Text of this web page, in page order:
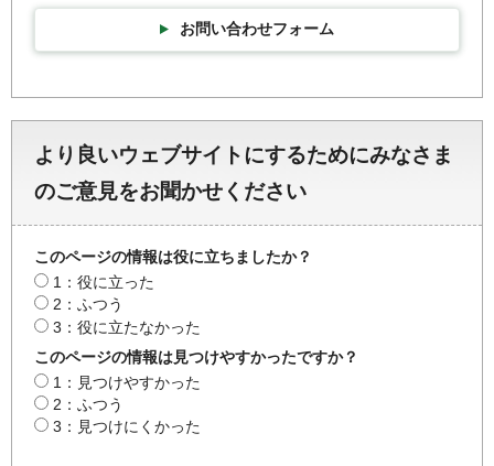
お問い合わせフォーム
より良いウェブサイトにするためにみなさま
のご意見をお聞かせください
このページの情報は役に立ちましたか？
1：役に立った
2：ふつう
3：役に立たなかった
このページの情報は見つけやすかったですか？
1：見つけやすかった
2：ふつう
3：見つけにくかった